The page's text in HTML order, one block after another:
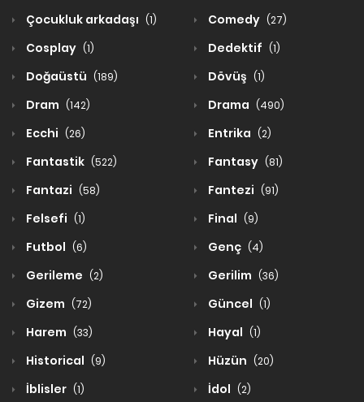
Çocukluk arkadaşı (1) Comedy (27)
Cosplay (1) Dedektif (1)
Doğaüstü (189) Dövüş (1)
Dram (142) Drama (490)
Ecchi (26) Entrika (2)
Fantastik (522) Fantasy (81)
Fantazi (58) Fantezi (91)
Felsefi (1) Final (9)
Futbol (6) Genç (4)
Gerileme (2) Gerilim (36)
Gizem (72) Güncel (1)
Harem (33) Hayal (1)
Historical (9) Hüzün (20)
İblisler (1) İdol (2)